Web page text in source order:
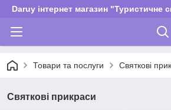
Daruy інтернет магазин "Туристичне
Товари та послуги Святкові
Святкові прикраси